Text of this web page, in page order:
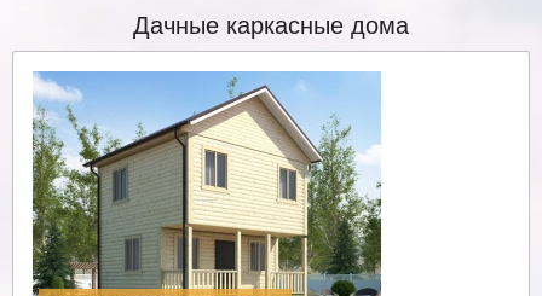
Дачные каркасные дома